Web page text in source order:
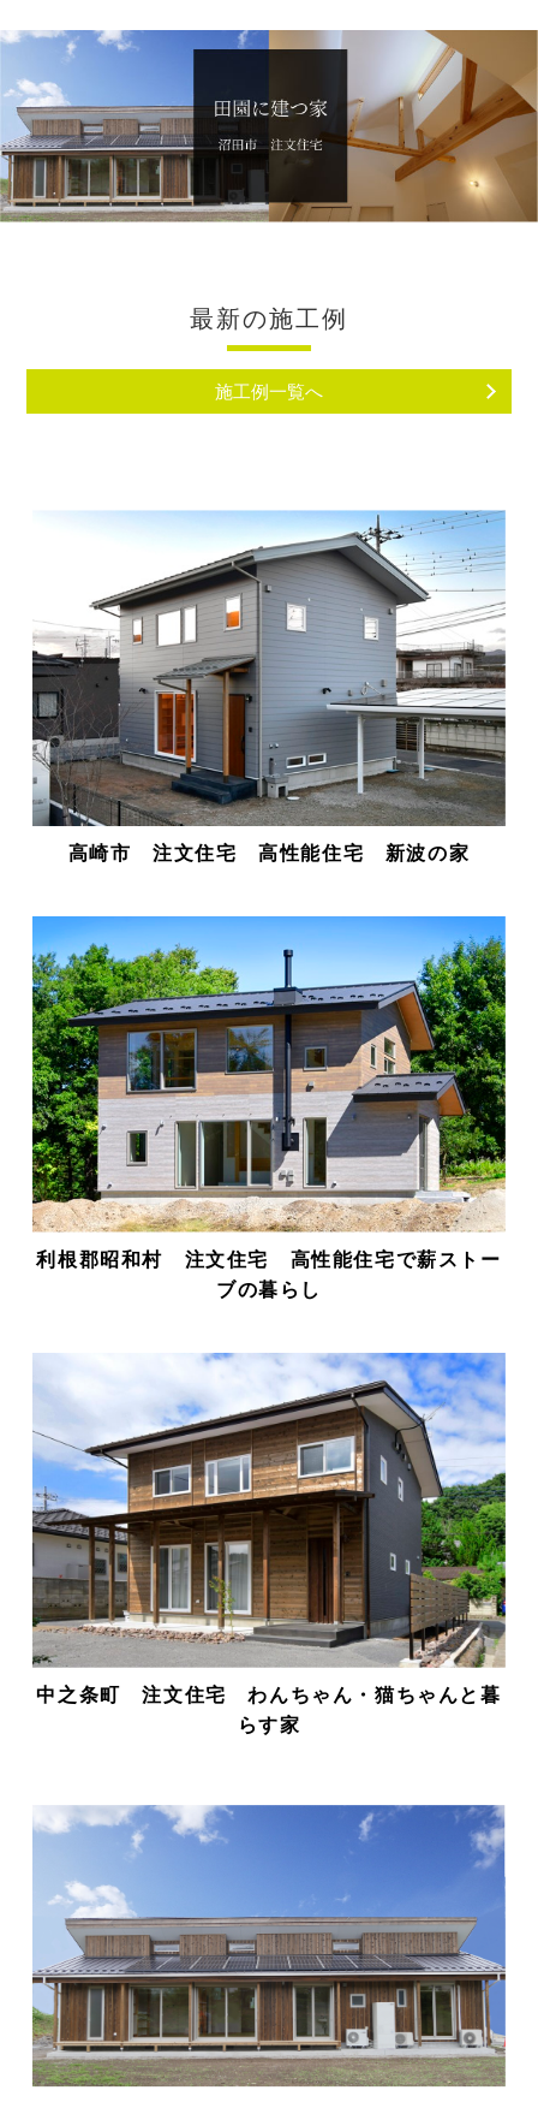
最新の施工例
施工例一覧へ
高崎市 注文住宅 高性能住宅 新波の家
利根郡昭和村 注文住宅 高性能住宅で薪ストー
ブの暮らし
中之条町 注文住宅 わんちゃん・猫ちゃんと暮
らす家